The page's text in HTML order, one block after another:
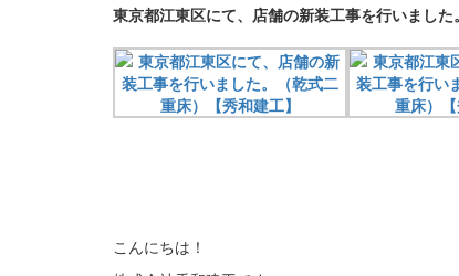
東京都江東区にて、店舗の新装工事を行いました
こんにちは！